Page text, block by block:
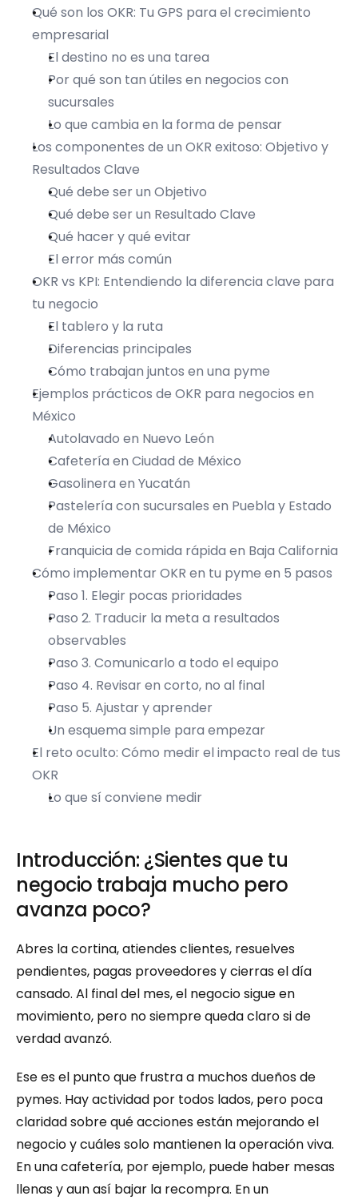
Qué son los OKR: Tu GPS para el crecimiento
empresarial
El destino no es una tarea
Por qué son tan útiles en negocios con
sucursales
Lo que cambia en la forma de pensar
Los componentes de un OKR exitoso: Objetivo y
Resultados Clave
Qué debe ser un Objetivo
Qué debe ser un Resultado Clave
Qué hacer y qué evitar
El error más común
OKR vs KPI: Entendiendo la diferencia clave para
tu negocio
El tablero y la ruta
Diferencias principales
Cómo trabajan juntos en una pyme
Ejemplos prácticos de OKR para negocios en
México
Autolavado en Nuevo León
Cafetería en Ciudad de México
Gasolinera en Yucatán
Pastelería con sucursales en Puebla y Estado
de México
Franquicia de comida rápida en Baja California
Cómo implementar OKR en tu pyme en 5 pasos
Paso 1. Elegir pocas prioridades
Paso 2. Traducir la meta a resultados
observables
Paso 3. Comunicarlo a todo el equipo
Paso 4. Revisar en corto, no al final
Paso 5. Ajustar y aprender
Un esquema simple para empezar
El reto oculto: Cómo medir el impacto real de tus
OKR
Lo que sí conviene medir
Introducción: ¿Sientes que tu
negocio trabaja mucho pero
avanza poco?
Abres la cortina, atiendes clientes, resuelves
pendientes, pagas proveedores y cierras el día
cansado. Al final del mes, el negocio sigue en
movimiento, pero no siempre queda claro si de
verdad avanzó.
Ese es el punto que frustra a muchos dueños de
pymes. Hay actividad por todos lados, pero poca
claridad sobre qué acciones están mejorando el
negocio y cuáles solo mantienen la operación viva.
En una cafetería, por ejemplo, puede haber mesas
llenas y aun así bajar la recompra. En un